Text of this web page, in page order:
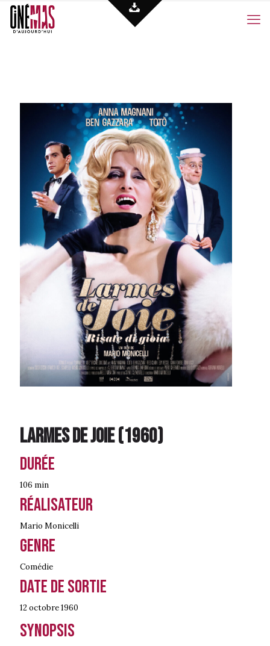
Larmes de joie(1960)
Durée
106 min
Réalisateur
Mario Monicelli
Genre
Comédie
Date de sortie
12 octobre1960
Synopsis